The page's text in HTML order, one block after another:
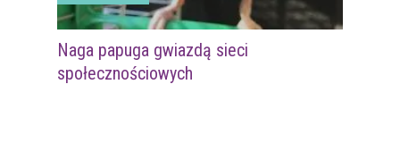
Naga papuga gwiazdą sieci
społecznościowych